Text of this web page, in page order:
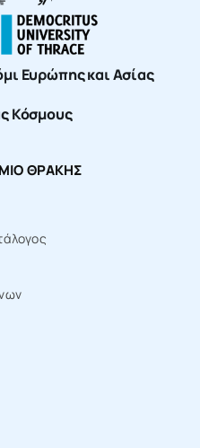
Ευρώπης και Ασίας
Κόσμους
ΘΡΑΚΗΣ